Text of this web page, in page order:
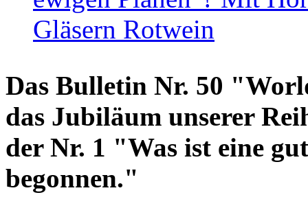
Gläsern Rotwein
Das Bulletin Nr. 50
das Jubiläum unserer
der Nr. 1 "Was ist eine
begonnen."